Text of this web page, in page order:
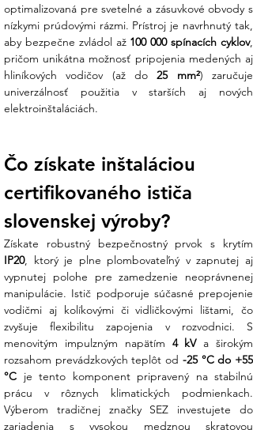
váš konkrétny stroj alebo rozvádzač?
Náš tím v Ensun vám pomôže preveriť
parametre vašej inštalácie, aby ste kúpili
presne to, čo potrebujete pre bezpečnú
revíziu.
Technické parametre:
certifikovanej kvalite:
Parameter
Hodnota
Počet pólov
3 (trojpólový)
Vypínacia charakteristika
Typ napätia
AC / DC
Skratová odolnosť
6 kA
Rozmery
90 x 54 x 76 mm
Stupeň krytia
IP20
Izolačné napätie
440 V
Čo získate nákupom v Ensun?
Z vášho prieskumu vieme, že sa hneváte na
klamstvá o pôvode tovaru a neprofesionálny
prístup predajcov. My v Ensun staviame na
optimalizovaná pre svetelné a zásuvkové obvody s
nízkymi prúdovými rázmi. Prístroj je navrhnutý tak,
aby bezpečne zvládol až 100 000 spínacích cyklov,
pričom unikátna možnosť pripojenia medených aj
hliníkových vodičov (až do 25 mm²) zaručuje
univerzálnosť použitia v starších aj nových
elektroinštaláciách.
Čo získate inštaláciou
certifikovaného ističa
slovenskej výroby?
IP20, ktorý je plne plombovateľný v zapnutej aj
vypnutej polohe pre zamedzenie neoprávnenej
manipulácie. Istič podporuje súčasné prepojenie
vodičmi aj kolíkovými či vidličkovými lištami, čo
zvyšuje flexibilitu zapojenia v rozvodnici. S
menovitým impulzným napätím 4 kV a širokým
rozsahom prevádzkových teplôt od -25 °C do +55
°C je tento komponent pripravený na stabilnú
prácu v rôznych klimatických podmienkach.
Výberom tradičnej značky SEZ investujete do
zariadenia s vysokou medznou skratovou